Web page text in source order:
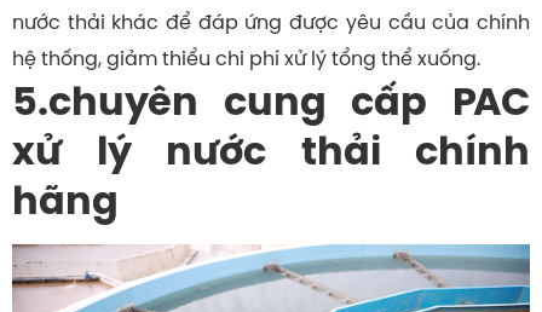
nước thải khác để đáp ứng được yêu cầu của chính
hệ thống, giảm thiểu chi phí xử lý tổng thể xuống.
5.chuyên cung cấp PAC
xử lý nước thải chính
hãng